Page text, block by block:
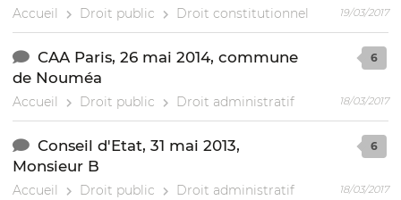
Accueil Droit public Droit constitutionnel 19/03/2017
CAA Paris, 26 mai 2014, commune
de Nouméa
Accueil Droit public Droit administratif
6
18/03/2017
Conseil d'Etat, 31 mai 2013,
Monsieur B
Accueil Droit public Droit administratif
6
18/03/2017